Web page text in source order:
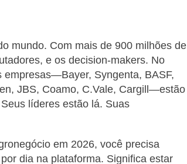
mundo. Com mais de 900 milhões de
e os decision-makers. No
empresas—Bayer, Syngenta, BASF,
JBS, Coamo, C.Vale, Cargill—estão
líderes estão lá. Suas
em 2026, você precisa
dia na plataforma. Significa estar